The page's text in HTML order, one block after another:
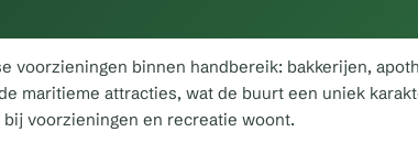
voorzieningen binnen handbereik: bakkerijen,
maritieme attracties, wat de buurt een uniek
voorzieningen en recreatie woont.